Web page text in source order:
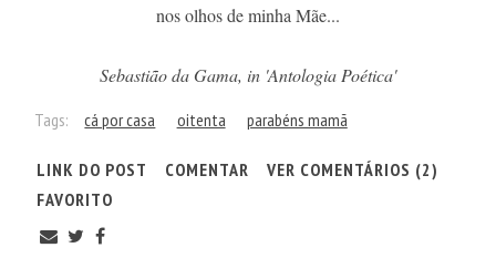
nos olhos de minha Mãe...
Sebastião da Gama, in 'Antologia Poética'
Tags: cá por casa oitenta parabéns mamã
LINK DO POST COMENTAR
VER COMENTÁRIOS (2)
FAVORITO